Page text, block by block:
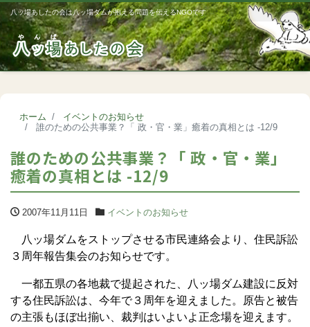
八ッ場あしたの会は八ッ場ダムが抱える問題を伝えるNGOです
ホーム
イベントのお知らせ
誰のための公共事業？「 政・官・業」癒着の真相とは -12/9
誰のための公共事業？「 政・官・業」
癒着の真相とは -12/9
2007年11月11日 イベントのお知らせ
八ッ場ダムをストップさせる市民連絡会より、住民訴訟
３周年報告集会のお知らせです。
一都五県の各地裁で提起された、八ッ場ダム建設に反対
する住民訴訟は、今年で３周年を迎えました。原告と被告
の主張もほぼ出揃い、裁判はいよいよ正念場を迎えます。